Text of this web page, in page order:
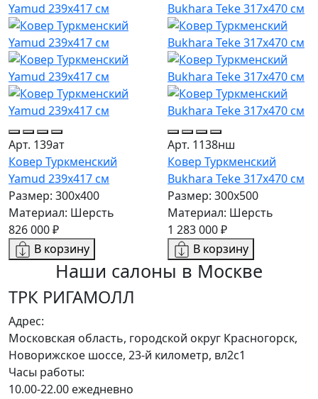
Арт. 139ат
Ковер Туркменский
Yamud 239x417 см
Размер: 300x400
Материал: Шерсть
826 000 ₽
В корзину
Арт. 1138нш
Ковер Туркменский
Bukhara Teke 317x470 см
Размер: 300x500
Материал: Шерсть
1 283 000 ₽
В корзину
Наши салоны в Москве
ТРК РИГАМОЛЛ
Адрес:
Московская область, городской округ Красногорск,
Новорижское шоссе, 23-й километр, вл2с1
Часы работы:
10.00-22.00 ежедневно